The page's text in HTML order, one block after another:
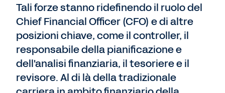
Tali forze stanno ridefinendo il ruolo del
Chief Financial Officer (CFO) e di altre
posizioni chiave, come il controller, il
responsabile della pianificazione e
dell'analisi finanziaria, il tesoriere e il
revisore. Al di là della tradizionale